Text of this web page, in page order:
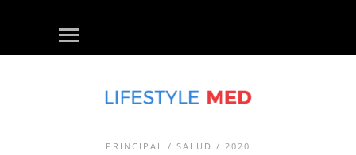
PRINCIPAL / SALUD / 2020